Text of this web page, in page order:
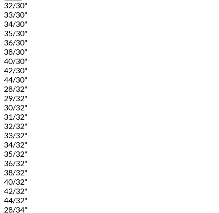
32/30"
33/30"
34/30"
35/30"
36/30"
38/30"
40/30"
42/30"
44/30"
28/32"
29/32"
30/32"
31/32"
32/32"
33/32"
34/32"
35/32"
36/32"
38/32"
40/32"
42/32"
44/32"
28/34"